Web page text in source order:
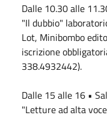
Dalle 10.30 alle
"Il dubbio"
Lot, Minibombo
iscrizione
338.4932442).
Dalle 15 alle 16 •
"Letture ad alta